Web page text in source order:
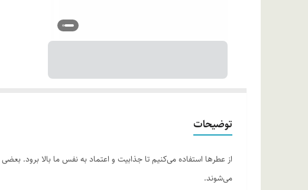
توضیحات
از عطرها استفاده می‌کنیم تا جذابیت و اعتماد به نفس ما بالا برود.
می‌شوند.